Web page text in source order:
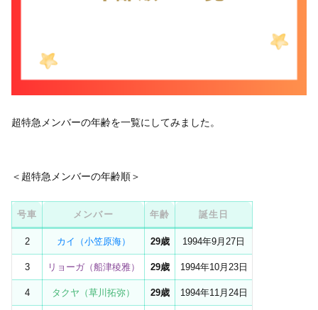
超特急メンバーの年齢を一覧にしてみました。
＜超特急メンバーの年齢順＞
号車 メンバー 年齢 誕生日
2 カイ（小笠原海） 29歳 1994年9月27日
3 リョーガ（船津稜雅） 29歳 1994年10月23日
4 タクヤ（草川拓弥） 29歳 1994年11月24日